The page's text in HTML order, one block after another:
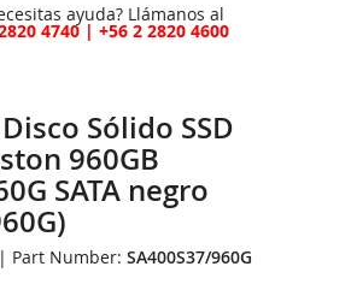
ayuda? Llámanos al
4740 | +56 2 2820 4600
Sólido SSD
960GB
SATA negro
| Part Number:SA400S37/960G